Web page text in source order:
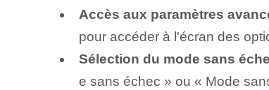
Accès aux paramètres
pour accéder à l'écran des
Sélection du mode sans
e sans échec » ou « Mode